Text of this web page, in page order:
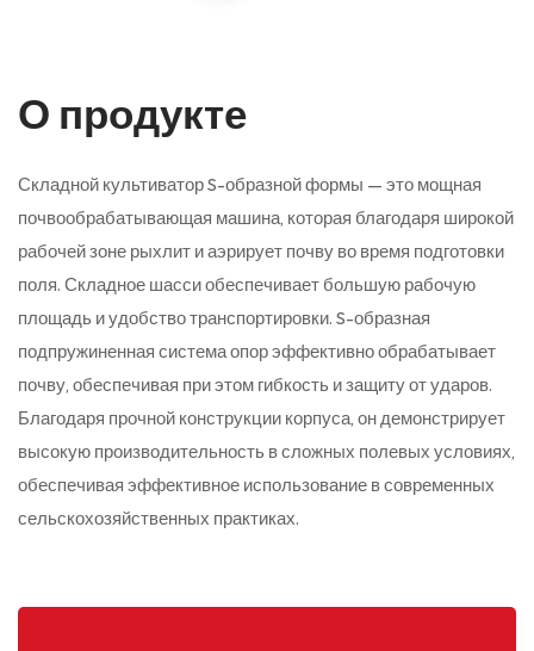
О продукте
Складной культиватор S-образной формы — это мощная
почвообрабатывающая машина, которая благодаря широкой
рабочей зоне рыхлит и аэрирует почву во время подготовки
поля. Складное шасси обеспечивает большую рабочую
площадь и удобство транспортировки. S-образная
подпружиненная система опор эффективно обрабатывает
почву, обеспечивая при этом гибкость и защиту от ударов.
Благодаря прочной конструкции корпуса, он демонстрирует
высокую производительность в сложных полевых условиях,
обеспечивая эффективное использование в современных
сельскохозяйственных практиках.